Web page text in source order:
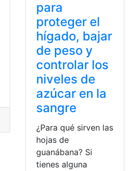
para
proteger el
hígado, bajar
de peso y
controlar los
niveles de
azúcar en la
sangre
¿Para qué sirven las
hojas de
guanábana? Si
tienes alguna